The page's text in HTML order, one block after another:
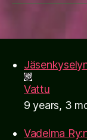
Vattu
9 years, 3
Vadelma